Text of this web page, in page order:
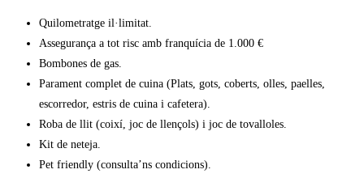
Quilometratge il·limitat.
Assegurança a tot risc amb franquícia de 1.000 €
Bombones de gas.
Parament complet de cuina (Plats, gots, coberts, olles, paelles,
escorredor, estris de cuina i cafetera).
Roba de llit (coixí, joc de llençols) i joc de tovalloles.
Kit de neteja.
Pet friendly (consulta’ns condicions).